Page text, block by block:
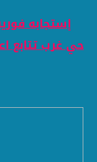
إستجابه